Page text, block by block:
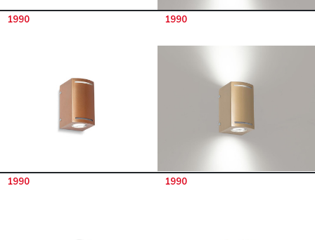
1990 1990
1990 1990